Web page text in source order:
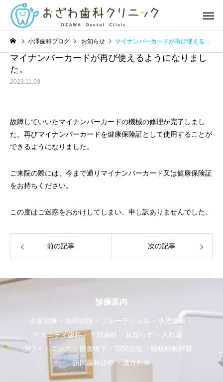
予防歯
お知らせ
8月の診療日カレンダー
お知らせ
小澤歯科ブログ お知らせ マイナンバーカードが再び使えるようになりました。
マイナンバーカードが再び使えるようになりまし
た。
2023.11.09
故障していいたマイナンバーカードの機械の修理が完了しまし
た。再びマイナンバーカードを健康保険証として使用することが
できるようになりました。
ご来院の際には、今まで通りマイナンバーカード又は健康保険証
をお持ちください。
この度はご迷惑をおかけしてしまい、申し訳ありませんでした。
前の記事 次の記事
診療案内
虫歯治療 歯周治療 ブルーラジカル
小児歯科
マタニティ歯科
予防歯科 親知らず
入れ歯
ホワイトニング
摂食嚥下 顎関節症
睡眠時無呼吸
訪問歯科診療
漢方外来